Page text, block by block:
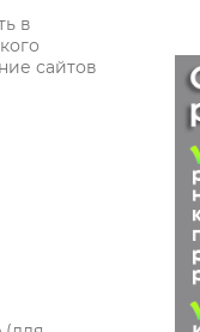
в
сайтов